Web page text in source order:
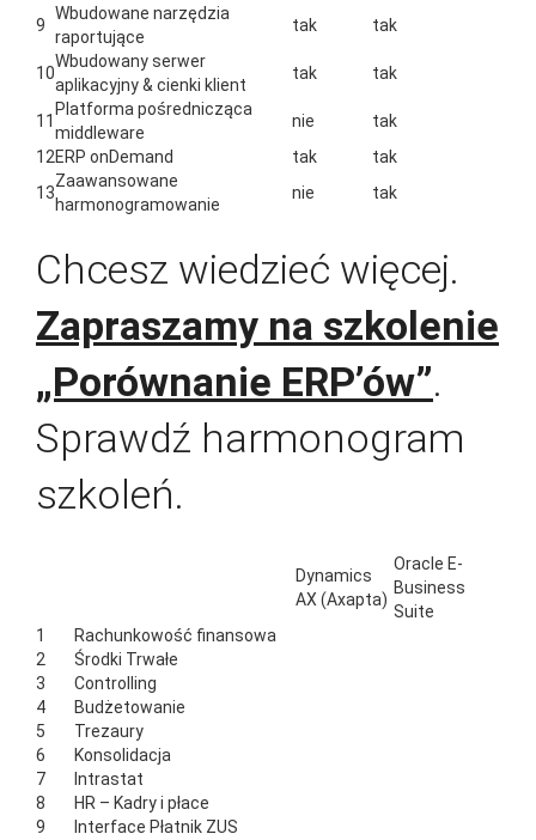
9
Wbudowane narzędzia
raportujące
tak tak
10
Wbudowany serwer
aplikacyjny & cienki klient
tak tak
11
Platforma pośrednicząca
middleware
nie
tak
12ERP onDemand tak
tak
13
Zaawansowane
harmonogramowanie
nie tak
Chcesz wiedzieć więcej.
Zapraszamy na szkolenie
„Porównanie ERP’ów”.
Sprawdź harmonogram
szkoleń.
Dynamics
AX (Axapta)
Oracle E-
Business
Suite
1
Rachunkowość finansowa
2
Środki Trwałe
3
Controlling
4
Budżetowanie
5
Trezaury
6
Konsolidacja
7
Intrastat
8
HR – Kadry i płace
9
Interface Płatnik ZUS